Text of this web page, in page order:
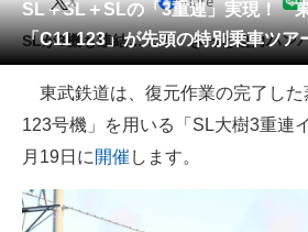
会員記事
メディア
注目記事を集めた総合ページ
ITの今と未来を見通す
スマホと通信の最新トレンド
SL＋SL＋SLの「3重連」実現！
「C11 123」が先頭の特別乗車ツア
SLが3機も連結……！ きっと迫力ハン
東武鉄道は、復元作業の完了した
123号機」を用いる「SL大樹3重連
月19日に 開催 します。